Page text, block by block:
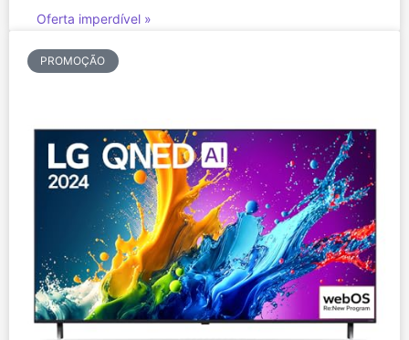
Oferta imperdível »
PROMOÇÃO